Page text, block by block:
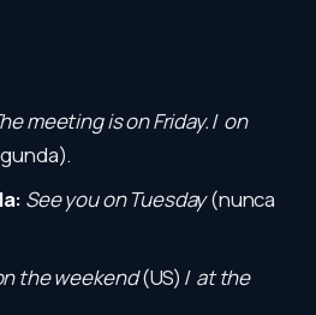
meeting is on Friday./ on
See you on Tuesday(nunca
the weekend(US) / at the